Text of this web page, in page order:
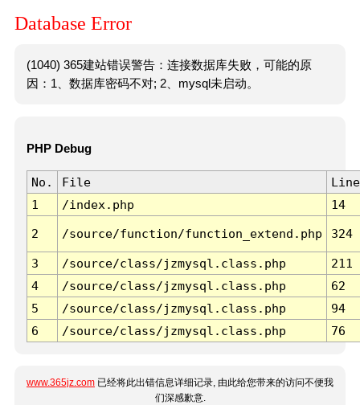
Database Error
(1040) 365建站错误警告：连接数据库失败，可能的原
因：1、数据库密码不对; 2、mysql未启动。
PHP Debug
No. File
Line
1
/index.php 14
2 /source/function/function_extend.php 324
3 /source/class/jzmysql.class.php
211
4
/source/class/jzmysql.class.php
62
5
/source/class/jzmysql.class.php
94
6
/source/class/jzmysql.class.php 76
www.365jz.com 已经将此出错信息详细记录, 由此给您带来的访问不便我
们深感歉意.